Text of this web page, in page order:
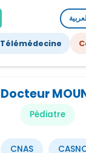
Télémédecine
Docteur
Pédiatre
CNAS